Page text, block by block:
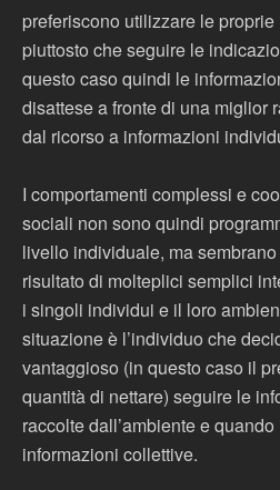
preferiscono utilizzare le
piuttosto che seguire le
questo caso quindi le
disattese a fronte di una miglior
dal ricorso a informazioni
I comportamenti complessi e
sociali non sono quindi
livello individuale, ma
risultato di molteplici semplici
i singoli individui e il loro
situazione è l’individuo che
vantaggioso (in questo caso il
quantità di nettare) seguire le
raccolte dall’ambiente e
informazioni collettive.